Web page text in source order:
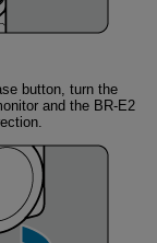
button, turn the
and the BR-E2